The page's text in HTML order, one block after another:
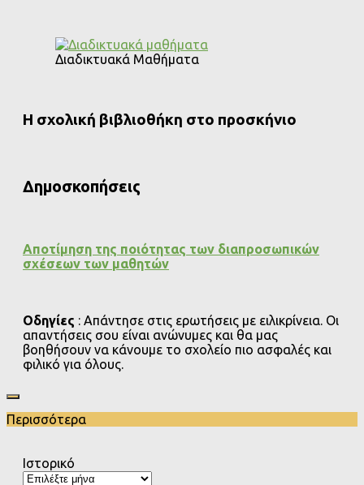
Διαδικτυακά Μαθήματα
Η σχολική βιβλιοθήκη στο προσκήνιο
Δημοσκοπήσεις
Αποτίμηση της ποιότητας των διαπροσωπικών
σχέσεων των μαθητών
Οδηγίες : Απάντησε στις ερωτήσεις με ειλικρίνεια. Οι
απαντήσεις σου είναι ανώνυμες και θα μας
βοηθήσουν να κάνουμε το σχολείο πιο ασφαλές και
φιλικό για όλους.
Περισσότερα
Ιστορικό